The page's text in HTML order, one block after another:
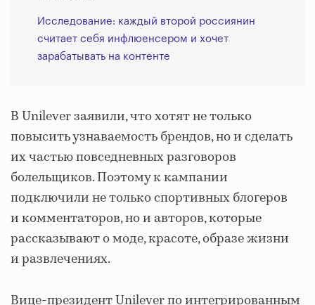
Исследование: каждый второй россиянин
считает себя инфлюенсером и хочет
зарабатывать на контенте
В Unilever заявили, что хотят не только
повысить узнаваемость брендов, но и сделать
их частью повседневных разговоров
болельщиков. Поэтому к кампании
подключили не только спортивных блогеров
и комментаторов, но и авторов, которые
рассказывают о моде, красоте, образе жизни
и развлечениях.
Вице-президент Unilever по интегрированным